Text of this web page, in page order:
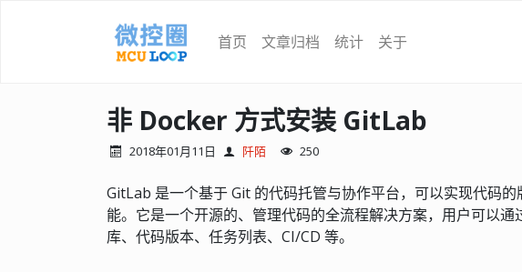
首页 文章归档 统计 关于
非 Docker 方式安装 GitLab
2018年01月11日 阡陌 250
GitLab 是一个基于 Git 的代码托管与协作平台，可以实现代码
能。它是一个开源的、管理代码的全流程解决方案，用户可以
库、代码版本、任务列表、CI/CD 等。